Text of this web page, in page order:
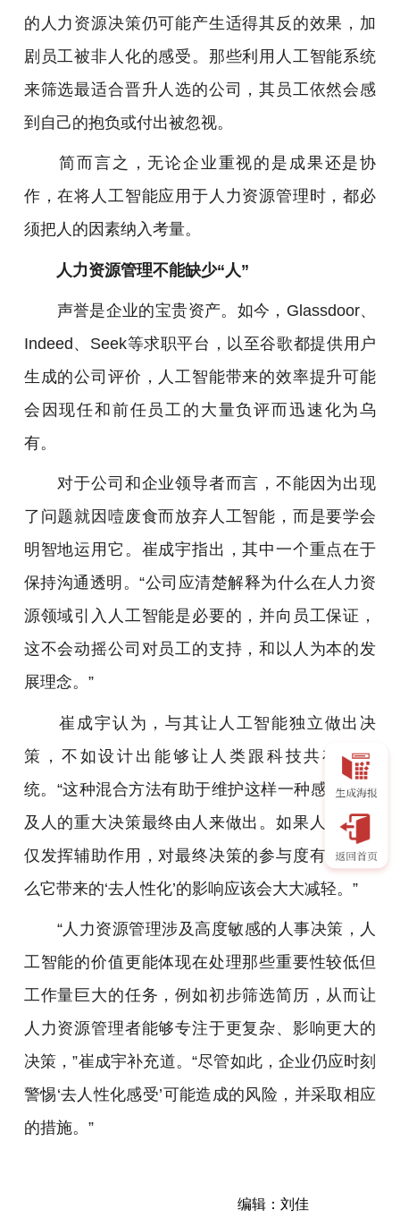
的人力资源决策仍可能产生适得其反的效果，加
剧员工被非人化的感受。那些利用人工智能系统
来筛选最适合晋升人选的公司，其员工依然会感
到自己的抱负或付出被忽视。
简而言之，无论企业重视的是成果还是协
作，在将人工智能应用于人力资源管理时，都必
须把人的因素纳入考量。
人力资源管理不能缺少“人”
声誉是企业的宝贵资产。如今，Glassdoor、
Indeed、Seek等求职平台，以至谷歌都提供用户
生成的公司评价，人工智能带来的效率提升可能
会因现任和前任员工的大量负评而迅速化为乌
有。
对于公司和企业领导者而言，不能因为出现
了问题就因噎废食而放弃人工智能，而是要学会
明智地运用它。 崔成宇指出，其中一个重点在于
保持沟通透明。“公司应清楚解释为什么在人力资
源领域引入人工智能是必要的，并向员工保证，
这不会动摇公司对员工的支持，和以人为本的发
展理念。”
崔成宇认为，与其让人工智能独立做出决
策，不如设计出能够让人类跟科技共存的系
统。“这种混合方法有助于维护这样一种感觉：涉
及人的重大决策最终由人来做出。如果人工智能
仅发挥辅助作用，对最终决策的参与度有限，那
么它带来的‘去人性化’的影响应该会大大减轻。”
“人力资源管理涉及高度敏感的人事决策，人
工智能的价值更能体现在处理那些重要性较低但
工作量巨大的任务，例如初步筛选简历，从而让
人力资源管理者能够专注于更复杂、影响更大的
决策，”崔成宇补充道。“尽管如此，企业仍应时刻
警惕‘去人性化感受’可能造成的风险，并采取相应
的措施。”
编辑：刘佳